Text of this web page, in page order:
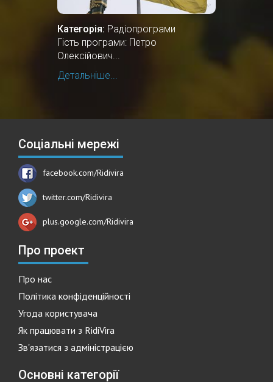
Категорія: Радіопрограми
Гість програми: Петро
Олексійович...
Детальніше...
Соціальні мережі
facebook.com/Ridivira
twitter.com/Ridivira
plus.google.com/Ridivira
Про проект
Про нас
Політика конфіденційності
Угода користувача
Як працювати з RidiVira
Зв'язатися з адміністрацією
Основні категорії